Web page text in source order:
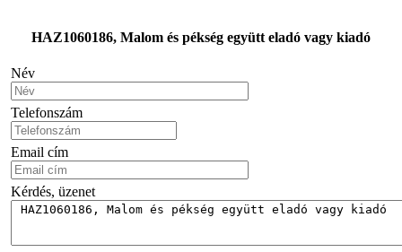
HAZ1060186, Malom és pékség együtt eladó vagy kiadó
Név
Telefonszám
Email cím
Kérdés, üzenet